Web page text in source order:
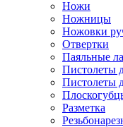
Ножи
Ножницы
Ножовки
Отвертки
Паяльные
Пистолеты
Пистолеты
Разметка